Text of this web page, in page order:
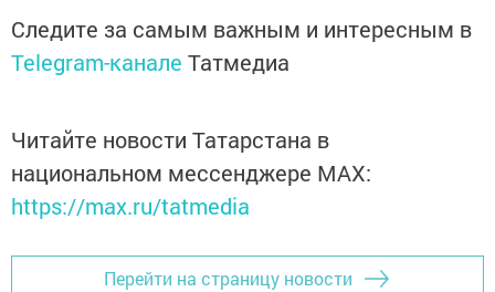
Следите за самым важным и интересным в
Telegram-канале Татмедиа
Читайте новости Татарстана в
национальном мессенджере MАХ:
https://max.ru/tatmedia
Перейти на страницу новости